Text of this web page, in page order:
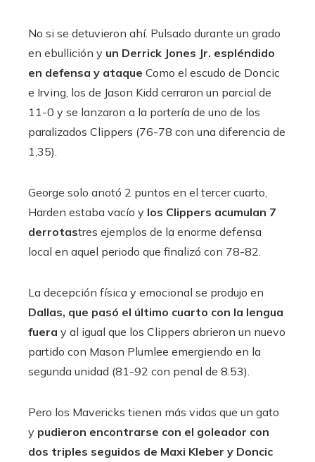
No si se detuvieron ahí. Pulsado durante un grado
en ebullición y un Derrick Jones Jr. espléndido
en defensa y ataque Como el escudo de Doncic
e Irving, los de Jason Kidd cerraron un parcial de
11-0 y se lanzaron a la portería de uno de los
paralizados Clippers (76-78 con una diferencia de
1,35).
George solo anotó 2 puntos en el tercer cuarto,
Harden estaba vacío y los Clippers acumulan 7
derrotastres ejemplos de la enorme defensa
local en aquel periodo que finalizó con 78-82.
La decepción física y emocional se produjo en
Dallas, que pasó el último cuarto con la lengua
fuera y al igual que los Clippers abrieron un nuevo
partido con Mason Plumlee emergiendo en la
segunda unidad (81-92 con penal de 8.53).
Pero los Mavericks tienen más vidas que un gato
y pudieron encontrarse con el goleador con
dos triples seguidos de Maxi Kleber y Doncic